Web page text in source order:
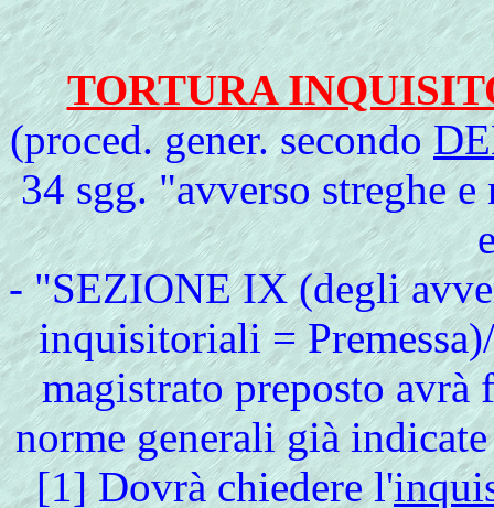
TORTURA
(proced. gener. secondo
34 sgg. "avverso streghe
-"SEZIONE IX (degli
inquisitoriali =
magistrato preposto avrà
norme generali già
[1] Dovrà chiedere l'